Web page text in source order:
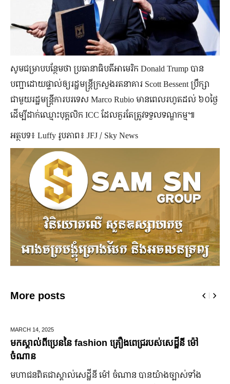
សូមជម្រាបបន្ថែមថា ប្រធានាធិបតីអាមេរិក Donald Trump បាន
បញ្ជាដោយផ្ទាល់ឲ្យរដ្ឋមន្ត្រីក្រសួងរតនាគារ Scott Bessent ប្រឹក្សា
ជាមួយរដ្ឋមន្ត្រីការបរទេស Marco Rubio មានពេលរហូតដល់ ៦០ថ្ងៃ
ដើម្បីដាក់ឈ្មោះបុគ្គលិក ICC ដែលគួរតែត្រូវទទួលទណ្ឌកម្ម៕
អត្ថបទ៖ Luffy រូបភាព៖ JFJ / Sky News
More posts
fashion គ្រឿងពេជ្ររបស់សេដ្ឋីនី ម៉ៅ
សេដ្ឋី​នី ម៉ៅ ចំណាន បាន​យ៉ាង​ច្បាស់​ទាំង​
ឆ្លងឆ្នាំសកល អាជ្ញា
ដើម្បីជំរុញ និងលើក